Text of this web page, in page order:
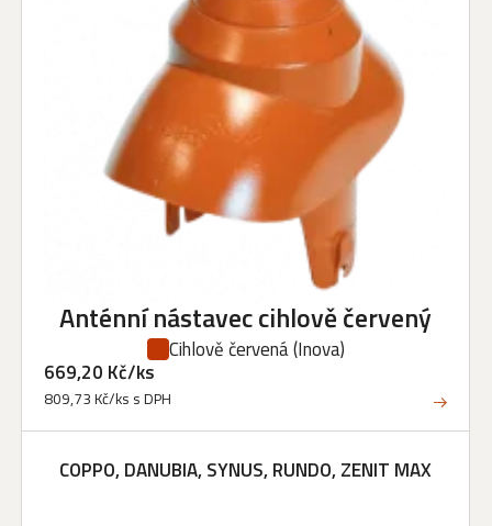
Anténní nástavec cihlově červený
Cihlově červená(Inova)
669,20 Kč/ks
809,73 Kč/ks s DPH
COPPO, DANUBIA, SYNUS, RUNDO, ZENIT MAX